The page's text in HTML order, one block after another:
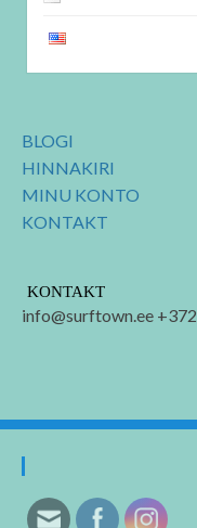
BLOGI
HINNAKIRI
MINU KONTO
KONTAKT
KONTAKT
info@surftown.ee